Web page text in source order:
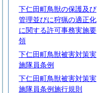
下仁田町鳥獣の保護及び
管理並びに狩猟の適正化
に関する許可事務実施要
領
下仁田町鳥獣被害対策実
施隊員条例
下仁田町鳥獣被害対策実
施隊員条例施行規則